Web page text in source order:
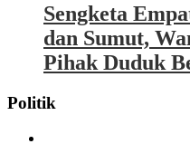
Sengketa
dan Sumut,
Pihak Duduk
Politik